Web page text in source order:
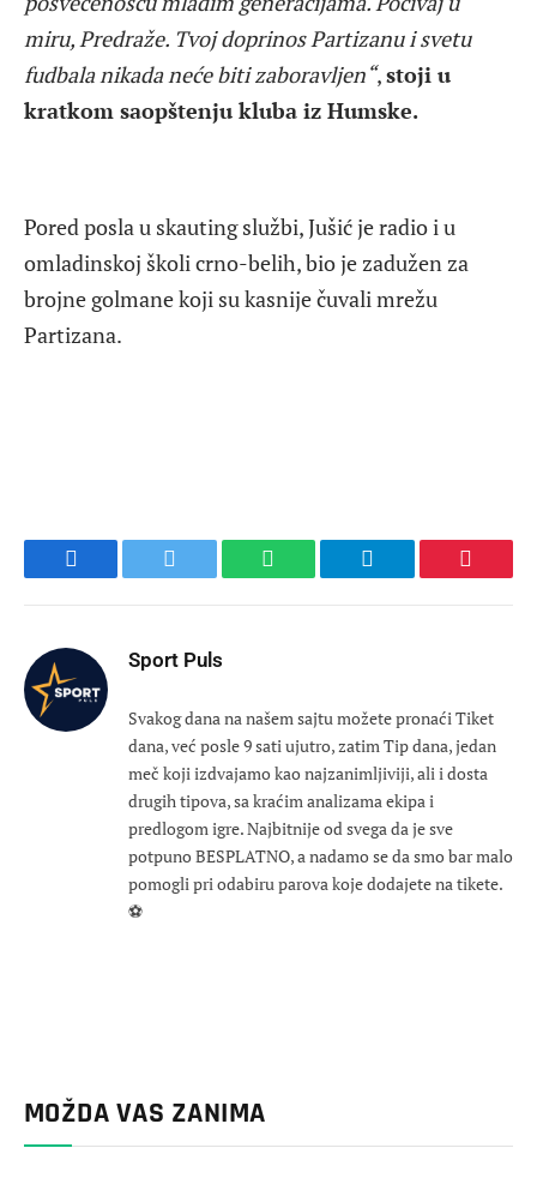
miru, Predraže. Tvoj doprinos Partizanu i svetu
fudbala nikada neće biti zaboravljen“,stoji u
kratkom saopštenju kluba iz Humske.
Pored posla u skauting službi, Jušić je radio i u
omladinskoj školi crno-belih, bio je zadužen za
brojne golmane koji su kasnije čuvali mrežu
Partizana.
Facebook Twitter WhatsApp Telegram
Sport Puls
Svakog dana na našem sajtu možete pronaći Tiket
dana, već posle 9 sati ujutro, zatim Tip dana, jedan
meč koji izdvajamo kao najzanimljiviji, ali i dosta
drugih tipova, sa kraćim analizama ekipa i
predlogom igre. Najbitnije od svega da je sve
potpuno BESPLATNO, a nadamo se da smo bar malo
pomogli pri odabiru parova koje dodajete na tikete.
⚽
MOŽDA VAS ZANIMA